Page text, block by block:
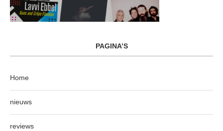
PAGINA’S
Home
nieuws
reviews